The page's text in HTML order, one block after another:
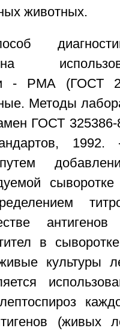
животных.
- РМА (ГОСТ
Методы
ГОСТ
в
культуры
(живых